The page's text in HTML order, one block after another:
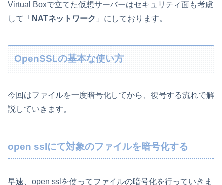
Virtual Boxで立てた仮想サーバーはセキュリティ面も考慮
して「 NATネットワーク 」にしております。
OpenSSLの基本な使い方
今回はファイルを一度暗号化してから、復号する流れで解
説していきます。
open sslにて対象のファイルを暗号化する
早速、open sslを使ってファイルの暗号化を行っていきま